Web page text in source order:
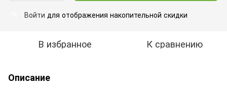
Войти для отображения накопительной скидки
В избранное К сравнению
Описание